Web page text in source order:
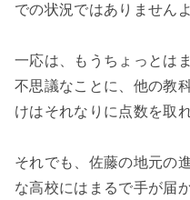
での状況ではありませんよ
一応は、もうちょっとは
不思議なことに、他の教
けはそれなりに点数を取
それでも、佐藤の地元の
な高校にはまるで手が届